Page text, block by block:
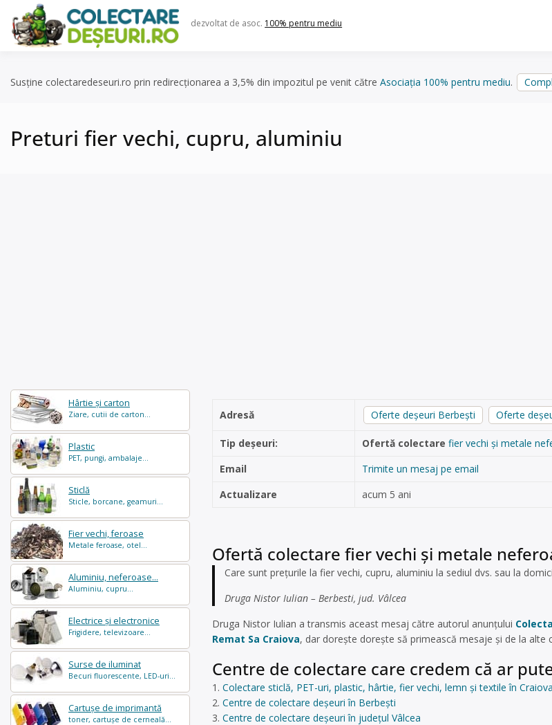
content
dezvoltat de asoc. 100% pentru mediu
Susține colectaredeseuri.ro prin redirecționarea a 3,5% din impozitul pe venit către Asociația 100% pentru mediu.
Preturi fier vechi, cupru, aluminiu
Hârtie și carton
Ziare, cutii de carton...
Plastic
PET, pungi, ambalaje...
Sticlă
Sticle, borcane, geamuri...
Fier vechi, feroase
Metale feroase, otel...
Aluminiu, neferoase...
Aluminiu, cupru...
Electrice și electronice
Frigidere, televizoare...
Surse de iluminat
Becuri fluorescente, LED-uri...
Cartușe de imprimantă
toner, cartușe de cerneală...
Adresă Oferte deșeuri Berbeşti Oferte
Tip deșeuri: Ofertă colectare fier vechi și metale
Email
Trimite un mesaj pe email
Actualizare
acum 5 ani
Ofertă colectare fier vechi și metale
Care sunt prețurile la fier vechi, cupru, aluminiu la sediul dvs. sau la
Druga Nistor Iulian – Berbesti, jud. Vâlcea
Druga Nistor Iulian a transmis aceast mesaj către autorul anunțului
Remat Sa Craiova, dar dorește dorește să primească mesaje și de la
Centre de colectare care credem că ar
Colectare sticlă, PET-uri, plastic, hârtie, fier vechi, lemn și textile în
Centre de colectare deșeuri în Berbeşti
Centre de colectare deșeuri în județul Vâlcea